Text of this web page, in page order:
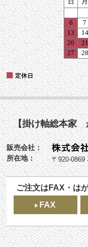
【掛け軸総本家
販売会社：
所在地：
〒920-0869
ご注文はFAX・は
FAX